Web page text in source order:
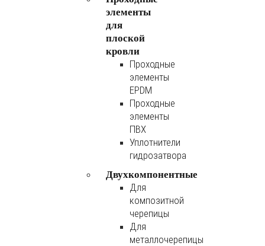
элементы
для
плоской
кровли
Проходные
элементы
EPDM
Проходные
элементы
ПВХ
Уплотнители
гидрозатвора
Двухкомпонентные
Для
композитной
черепицы
Для
металлочерепицы